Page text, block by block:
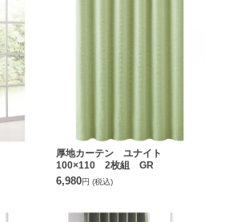
厚地カーテン ユナイト
100×110 2枚組 GR
6,980円 (税込)